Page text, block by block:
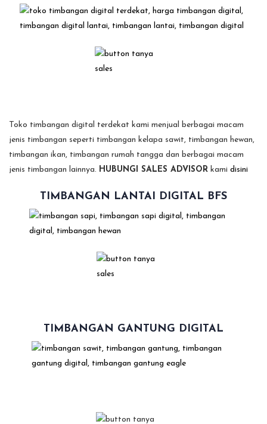
Toko timbangan digital terdekat kami menjual berbagai macam
jenis timbangan seperti timbangan kelapa sawit, timbangan hewan,
timbangan ikan, timbangan rumah tangga dan berbagai macam
jenis timbangan lainnya. HUBUNGI SALES ADVISOR kami disini
TIMBANGAN LANTAI DIGITAL BFS
TIMBANGAN GANTUNG DIGITAL